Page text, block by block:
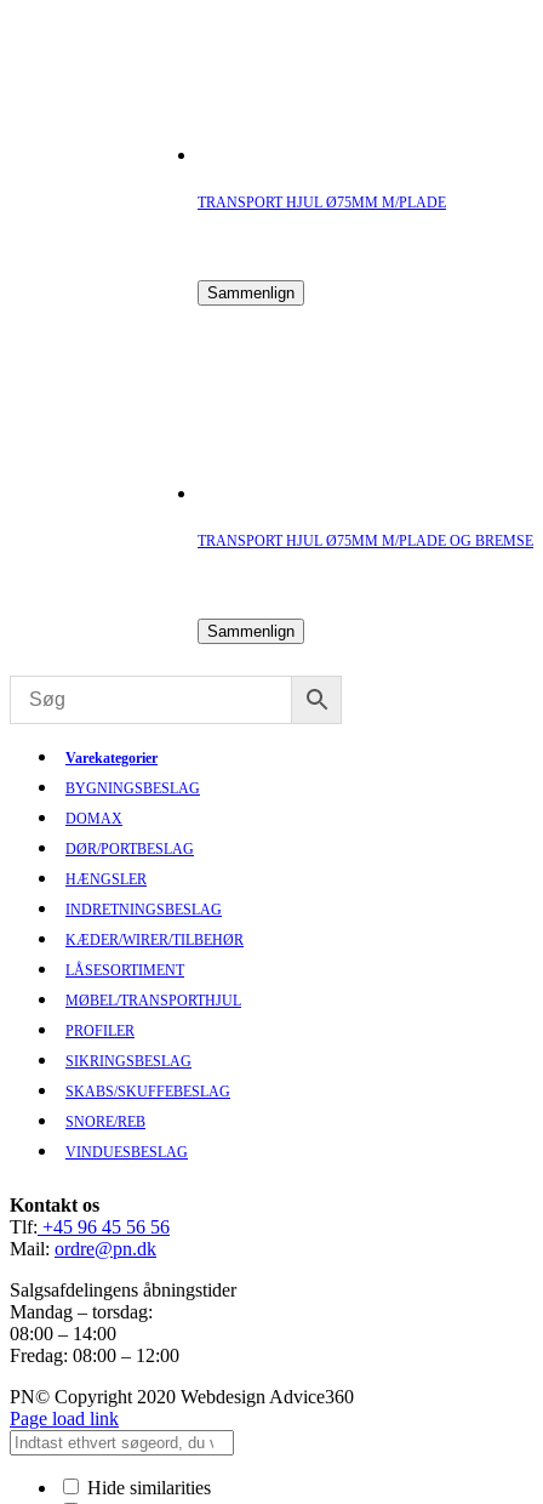
TRANSPORT HJUL Ø75MM M/PLADE
Sammenlign
TRANSPORT HJUL Ø75MM M/PLADE OG BREMSE
Sammenlign
Varekategorier
BYGNINGSBESLAG
DOMAX
DØR/PORTBESLAG
HÆNGSLER
INDRETNINGSBESLAG
KÆDER/WIRER/TILBEHØR
LÅSESORTIMENT
MØBEL/TRANSPORTHJUL
PROFILER
SIKRINGSBESLAG
SKABS/SKUFFEBESLAG
SNORE/REB
VINDUESBESLAG
Kontakt os
Tlf: +45 96 45 56 56
Mail: ordre@pn.dk
Salgsafdelingens åbningstider
Mandag – torsdag:
08:00 – 14:00
Fredag: 08:00 – 12:00
PN© Copyright 2020 Webdesign Advice360
Page load link
Hide similarities